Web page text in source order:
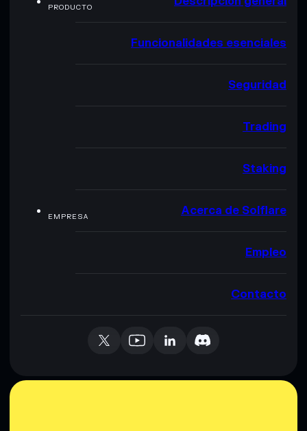
PRODUCTO
Funcionalidades esenciales
Seguridad
Trading
Staking
EMPRESA Acerca de Solflare
Empleo
Contacto